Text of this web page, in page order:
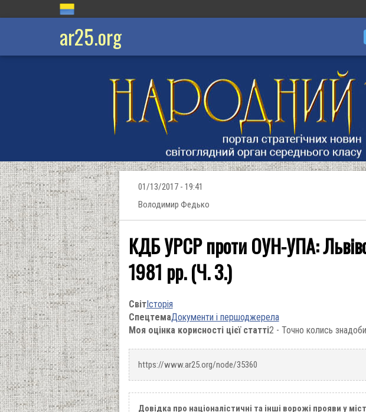
ar25.org
01/13/2017 - 19:41
Володимир Федько
КДБ УРСР проти ОУН-УПА:
1981 рр. (Ч. 3.)
СвітІсторія
СпецтемаДокументи і першоджерела
Моя оцінка корисності цієї статті2 - Точно колись
https://www.ar25.org/node/35360
Довідка про націоналістичні та інші ворожі прояви у